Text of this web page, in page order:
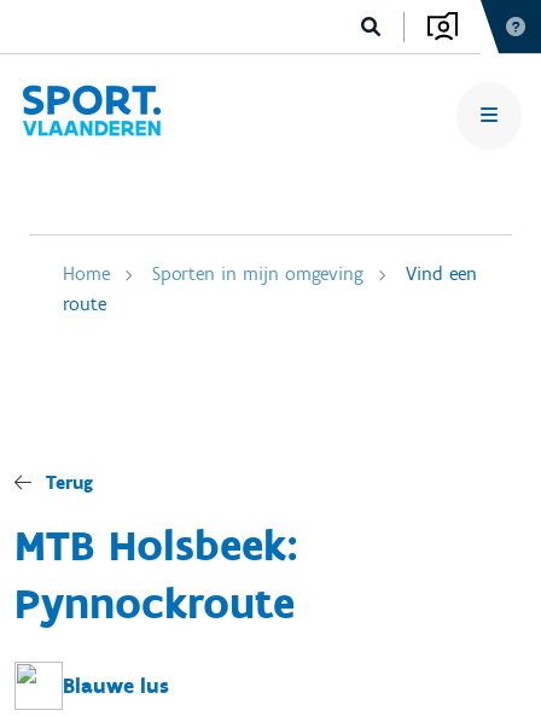
Home Sporten in mijn omgeving
Vind een
route
Terug
MTB Holsbeek:
Pynnockroute
Blauwe lus